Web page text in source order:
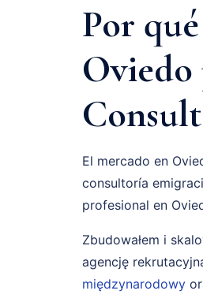
Por
Oviedo
El mercado en
consultoría
profesional en
Zbudowałem i
agencję
międzynarodowy